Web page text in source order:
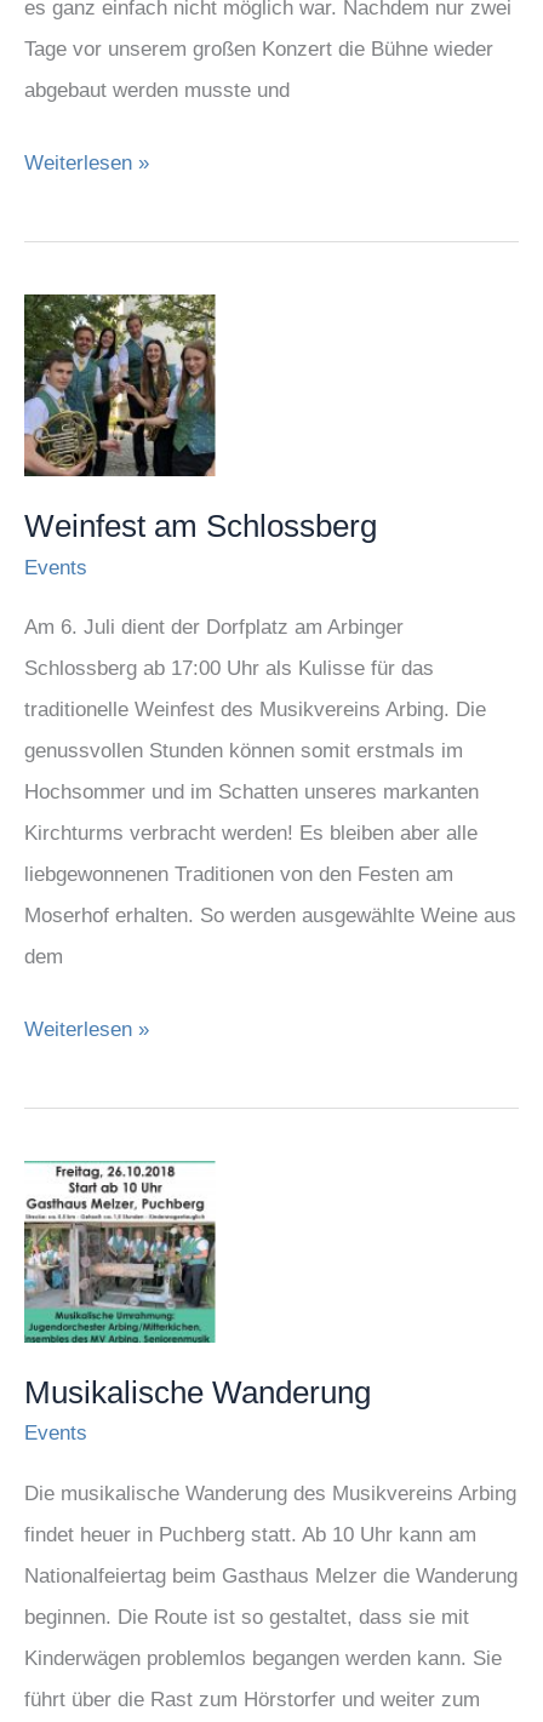
es ganz einfach nicht möglich war. Nachdem nur zwei
Tage vor unserem großen Konzert die Bühne wieder
abgebaut werden musste und
Weiterlesen »
Weinfest am Schlossberg
Events
Am 6. Juli dient der Dorfplatz am Arbinger
Schlossberg ab 17:00 Uhr als Kulisse für das
traditionelle Weinfest des Musikvereins Arbing. Die
genussvollen Stunden können somit erstmals im
Hochsommer und im Schatten unseres markanten
Kirchturms verbracht werden! Es bleiben aber alle
liebgewonnenen Traditionen von den Festen am
Moserhof erhalten. So werden ausgewählte Weine aus
dem
Weinfest
am
Schlossberg
Weiterlesen »
Musikalische Wanderung
Events
Die musikalische Wanderung des Musikvereins Arbing
findet heuer in Puchberg statt. Ab 10 Uhr kann am
Nationalfeiertag beim Gasthaus Melzer die Wanderung
beginnen. Die Route ist so gestaltet, dass sie mit
Kinderwägen problemlos begangen werden kann. Sie
führt über die Rast zum Hörstorfer und weiter zum
Musikalische
Wanderung